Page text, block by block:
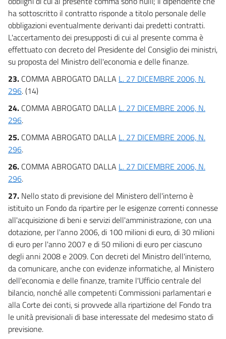
ha sottoscritto il contratto risponde a titolo personale delle
obbligazioni eventualmente derivanti dai predetti contratti.
L'accertamento dei presupposti di cui al presente comma è
effettuato con decreto del Presidente del Consiglio dei ministri,
su proposta del Ministro dell'economia e delle finanze.
23. COMMA ABROGATO DALLA L. 27 DICEMBRE 2006, N.
296. (14)
24. COMMA ABROGATO DALLA L. 27 DICEMBRE 2006, N.
296.
25. COMMA ABROGATO DALLA L. 27 DICEMBRE 2006, N.
296.
26. COMMA ABROGATO DALLA L. 27 DICEMBRE 2006, N.
296.
27. Nello stato di previsione del Ministero dell'interno è
istituito un Fondo da ripartire per le esigenze correnti connesse
all'acquisizione di beni e servizi dell'amministrazione, con una
dotazione, per l'anno 2006, di 100 milioni di euro, di 30 milioni
di euro per l'anno 2007 e di 50 milioni di euro per ciascuno
degli anni 2008 e 2009. Con decreti del Ministro dell'interno,
da comunicare, anche con evidenze informatiche, al Ministero
dell'economia e delle finanze, tramite l'Ufficio centrale del
bilancio, nonché alle competenti Commissioni parlamentari e
alla Corte dei conti, si provvede alla ripartizione del Fondo tra
le unità previsionali di base interessate del medesimo stato di
previsione.